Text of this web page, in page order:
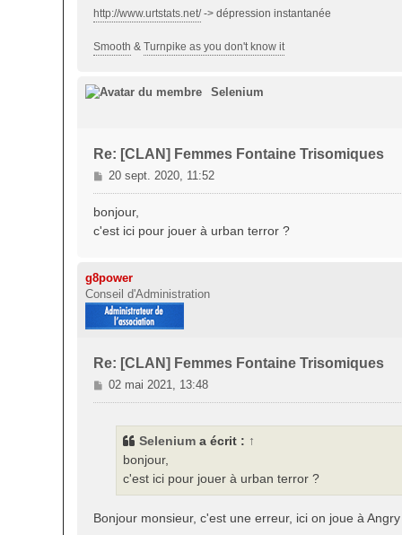
http://www.urtstats.net/-> dépression instantanée
Smooth & Turnpike as you don't know it
Selenium
Re: [CLAN] Femmes Fontaine Trisomiques
M
e
a
20 sept. 2020, 11:52
bonjour,
c'est ici pour jouer à urban terror ?
g8power
Conseil d'Administration
Re: [CLAN] Femmes Fontaine Trisomiques
M
e
02 mai 2021, 13:48
Selenium a écrit : ↑
bonjour,
c'est ici pour jouer à urban terror ?
Bonjour monsieur, c'est une erreur, ici on joue à